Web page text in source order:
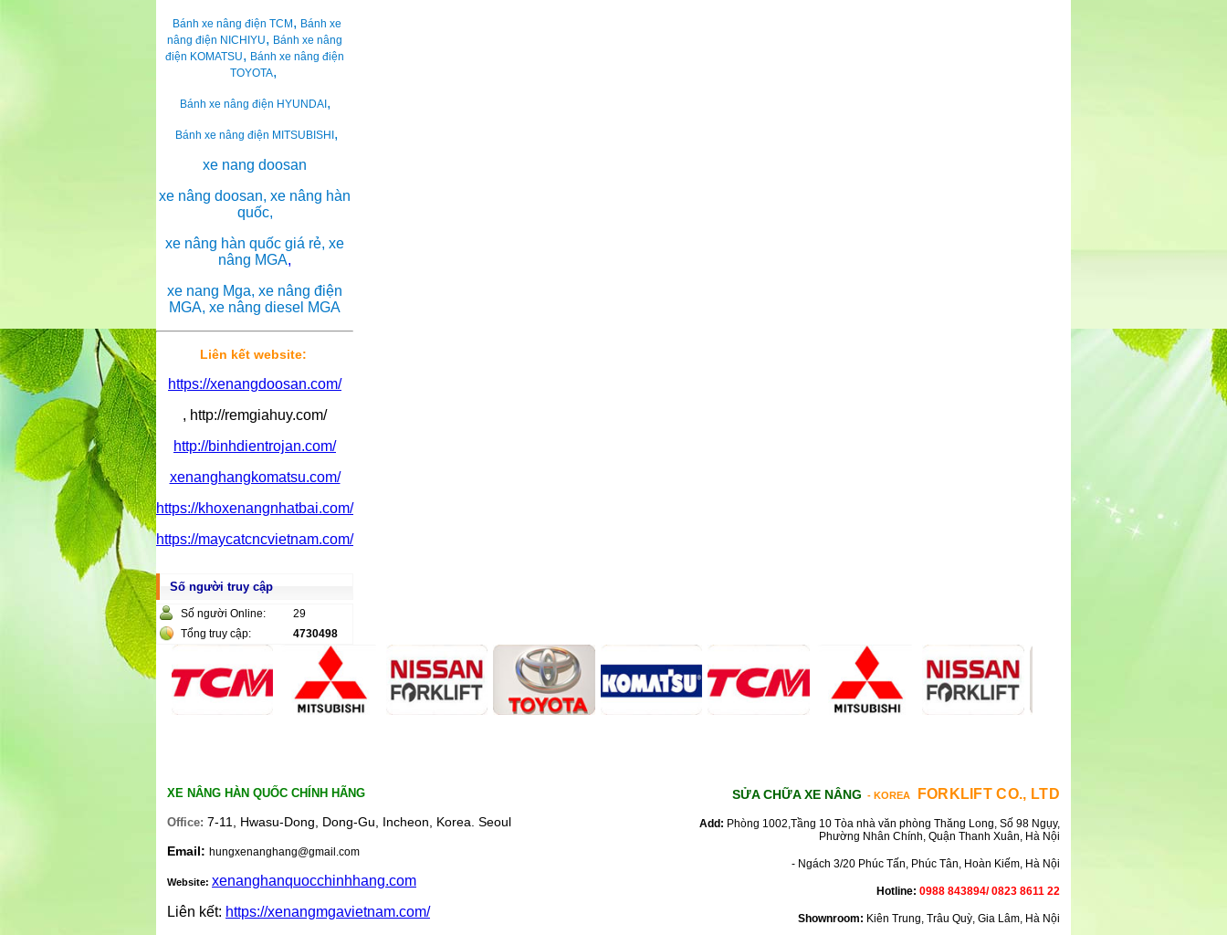
Bánh xe nâng điện TCM , Bánh xe
nâng điện NICHIYU, Bánh xe nâng
điện KOMATSU, Bánh xe nâng điện
TOYOTA,
Bánh xe nâng điện HYUNDAI,
Bánh xe nâng điện MITSUBISHI ,
xe nang doosan
xe nâng doosan, xe nâng hàn
quốc,
xe nâng hàn quốc giá rẻ, xe
nâng MGA,
xe nang Mga, xe nâng điện
MGA, xe nâng diesel MGA
Liên kết website:
https://xenangdoosan.com/
, http://remgiahuy.com/
http://binhdientrojan.com/
xenanghangkomatsu.com/
https://khoxenangnhatbai.com/
https://maycatcncvietnam.com/
Số người truy cập
Số người Online:
29
Tổng truy cập:
4730498
XE NÂNG HÀN QUỐC CHÍNH HÃNG
Office: 7-11, Hwasu-Dong, Dong-Gu, Incheon, Korea. Seoul
Email: hungxenanghang@gmail.com
Website: xenanghanquocchinhhang.com
Liên kết: https://xenangmgavietnam.com/
SỬA CHỮA XE NÂNG - KOREA FORKLIFT CO., LTD
Add: Phòng 1002,Tầng 10 Tòa nhà văn phòng Thăng Long, Số 98 Ngụy,
Phường Nhân Chính, Quận Thanh Xuân, Hà Nội
- Ngách 3/20 Phúc Tấn, Phúc Tân, Hoàn Kiếm, Hà Nội
Hotline: 0988 843894/ 0823 8611 22
Shownroom: Kiên Trung, Trâu Quỳ, Gia Lâm, Hà Nội